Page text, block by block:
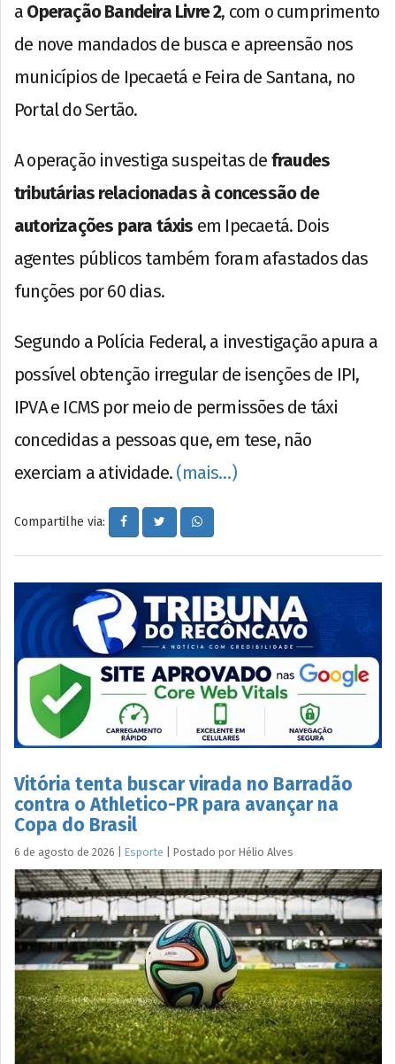
a Operação Bandeira Livre 2, com o cumprimento
de nove mandados de busca e apreensão nos
municípios de Ipecaetá e Feira de Santana, no
Portal do Sertão.
A operação investiga suspeitas de fraudes
tributárias relacionadas à concessão de
autorizações para táxis em Ipecaetá. Dois
agentes públicos também foram afastados das
funções por 60 dias.
Segundo a Polícia Federal, a investigação apura a
possível obtenção irregular de isenções de IPI,
IPVA e ICMS por meio de permissões de táxi
concedidas a pessoas que, em tese, não
exerciam a atividade. (mais…)
Compartilhe via:
Vitória tenta buscar virada no Barradão
contra o Athletico-PR para avançar na
Copa do Brasil
6 de agosto de 2026 Esporte Postado por Hélio Alves